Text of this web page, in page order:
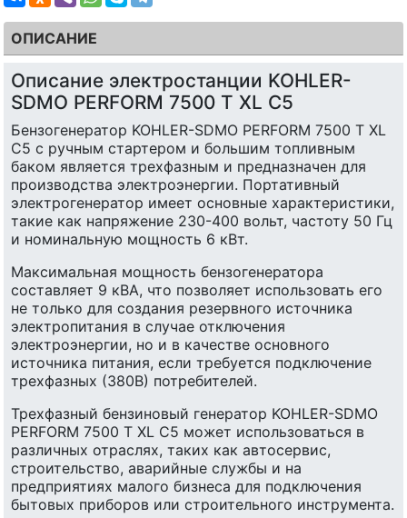
ОПИСАНИЕ
Описание электростанции KOHLER-
SDMO PERFORM 7500 T XL C5
Бензогенератор KOHLER-SDMO PERFORM 7500 T XL
C5 с ручным стартером и большим топливным
баком является трехфазным и предназначен для
производства электроэнергии. Портативный
электрогенератор имеет основные характеристики,
такие как напряжение 230-400 вольт, частоту 50 Гц
и номинальную мощность 6 кВт.
Максимальная мощность бензогенератора
составляет 9 кВА, что позволяет использовать его
не только для создания резервного источника
электропитания в случае отключения
электроэнергии, но и в качестве основного
источника питания, если требуется подключение
трехфазных (380В) потребителей.
Трехфазный бензиновый генератор KOHLER-SDMO
PERFORM 7500 T XL C5 может использоваться в
различных отраслях, таких как автосервис,
строительство, аварийные службы и на
предприятиях малого бизнеса для подключения
бытовых приборов или строительного инструмента.